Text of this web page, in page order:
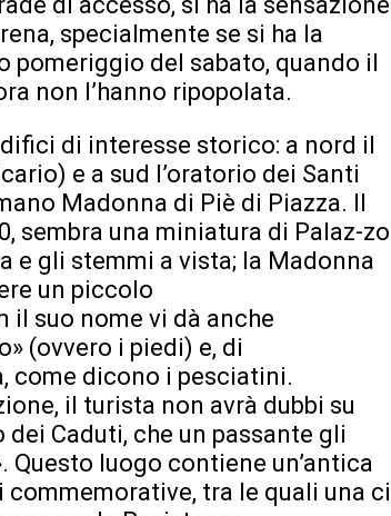
specialmente se si ha la
pomeriggio del sabato, quando il
non l’hanno ripopolata.
di interesse storico: a nord il
e a sud l’oratorio dei Santi
Madonna di Piè di Piazza. Il
sembra una miniatura di Palaz-zo
e gli stemmi a vista; la Madonna
un piccolo
suo nome vi dà anche
(ovvero i piedi) e, di
come dicono i pesciatini.
il turista non avrà dubbi su
Caduti, che un passante gli
Questo luogo contiene un’antica
tra le quali una ci